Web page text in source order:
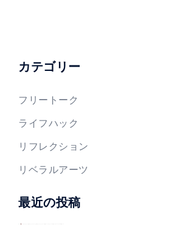
カテゴリー
フリートーク
ライフハック
リフレクション
リベラルアーツ
最近の投稿